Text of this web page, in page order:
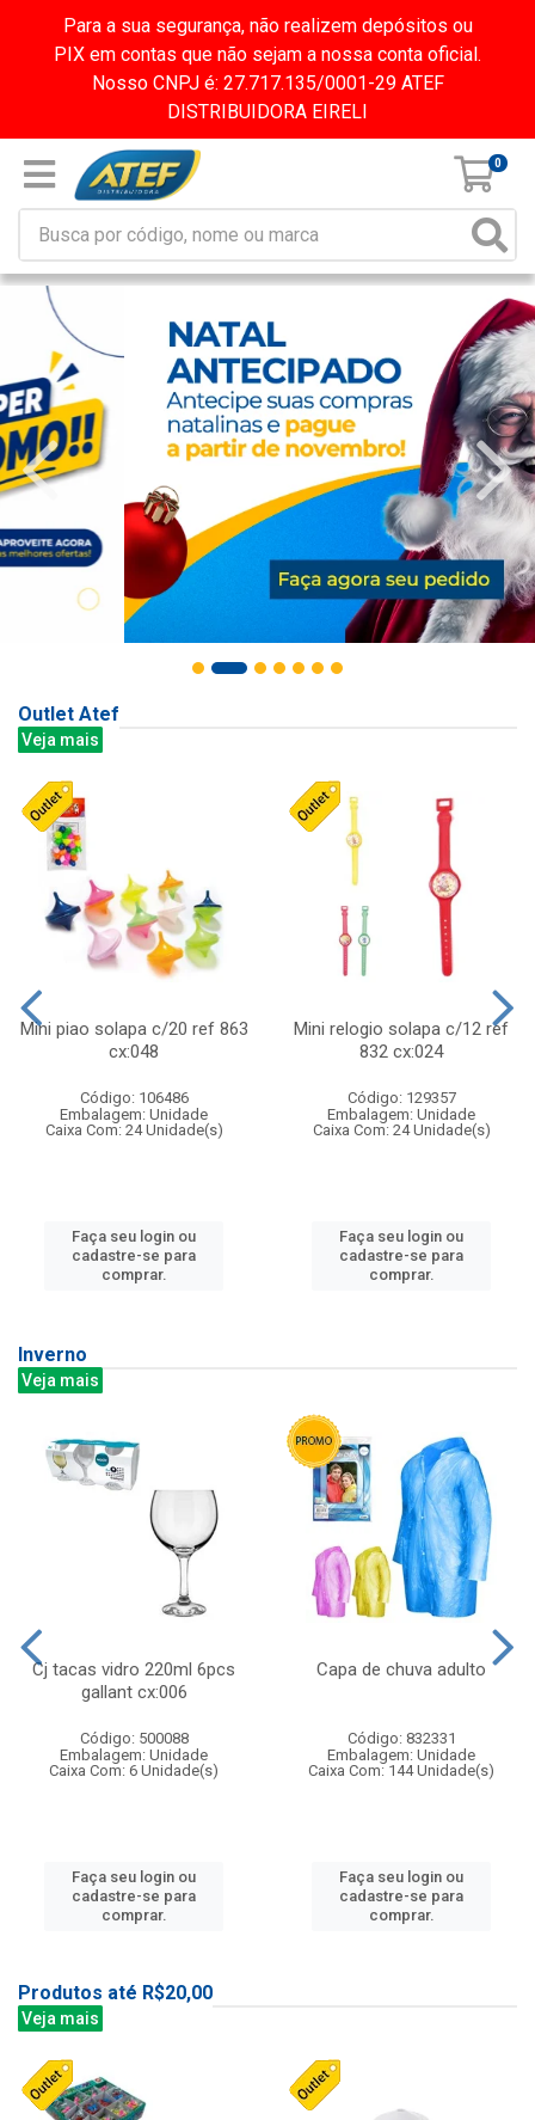
Para a sua segurança, não realizem depósitos ou
PIX em contas que não sejam a nossa conta oficial.
Nosso CNPJ é: 27.717.135/0001-29 ATEF
DISTRIBUIDORA EIRELI
0
Outlet Atef
Veja mais
Mini piao solapa c/20 ref 863
cx:048
Código: 106486
Embalagem: Unidade
Caixa Com: 24 Unidade(s)
Faça seu login ou
cadastre-se para
comprar.
Mini relogio solapa c/12 ref
832 cx:024
Código: 129357
Embalagem: Unidade
Caixa Com: 24 Unidade(s)
Faça seu login ou
cadastre-se para
comprar.
Inverno
Veja mais
Cj tacas vidro 220ml 6pcs
gallant cx:006
Código: 500088
Embalagem: Unidade
Caixa Com: 6 Unidade(s)
Faça seu login ou
cadastre-se para
comprar.
Capa de chuva adulto
Código: 832331
Embalagem: Unidade
Caixa Com: 144 Unidade(s)
Faça seu login ou
cadastre-se para
comprar.
Produtos até R$20,00
Veja mais